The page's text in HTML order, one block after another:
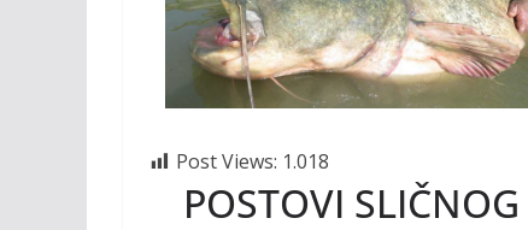
Post Views: 1.018
POSTOVI